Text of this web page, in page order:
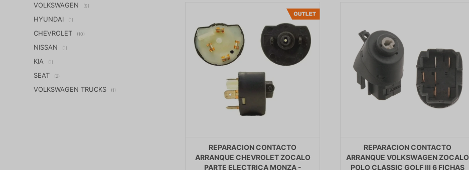
REPARACION CONTACTO
ARRANQUE CHEVROLET ZOCALO
PARTE ELECTRICA MONZA -
REPARACION CONTACTO
ARRANQUE VOLKSWAGEN ZOCALO
POLO CLASSIC GOLF III 6 FICHAS
VOLKSWAGEN (9)
HYUNDAI (1)
CHEVROLET (10)
NISSAN (1)
KIA (1)
SEAT (2)
VOLKSWAGEN TRUCKS (1)